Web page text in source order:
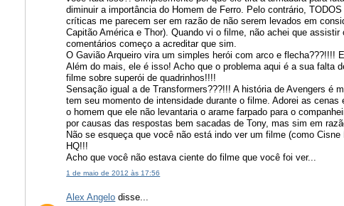
diminuir a importância do Homem de Ferro. Pelo contrário,
críticas me parecem ser em razão de não serem levados em
Capitão América e Thor). Quando vi o filme, não achei que
comentários começo a acreditar que sim.
O Gavião Arqueiro vira um simples herói com arco e flecha???!!!!
Além do mais, ele é isso! Acho que o problema aqui é a sua falta
filme sobre superói de quadrinhos!!!!
Sensação igual a de Transformers???!!! A história de Avengers é
tem seu momento de intensidade durante o filme. Adorei as
o homem que ele não levantaria o arame farpado para o
por causas das respostas bem sacadas de Tony, mas sim em
Não se esqueça que você não está indo ver um filme (como
HQ!!!
Acho que você não estava ciente do filme que você foi ver...
1 de maio de 2012 às 17:56
Alex Angelo disse...